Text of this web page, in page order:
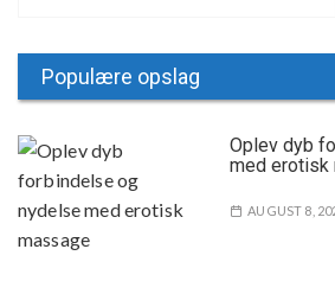
Populære opslag
Oplev dyb
med erotisk
AUGUST 8,